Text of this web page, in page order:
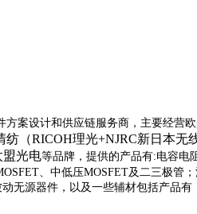
方案设计和供应链服务商，主要经营
（RICOH理光+NJRC新日本无
盟光电等品牌，提供的产品有:电容电
、中低压MOSFET及二三极管
无源器件，以及一些辅材包括产品